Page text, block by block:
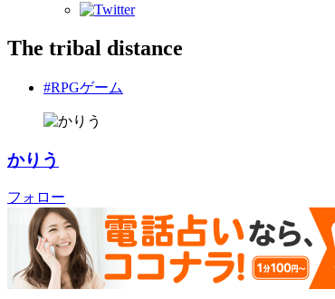
The tribal distance
#RPGゲーム
かりう
フォロー